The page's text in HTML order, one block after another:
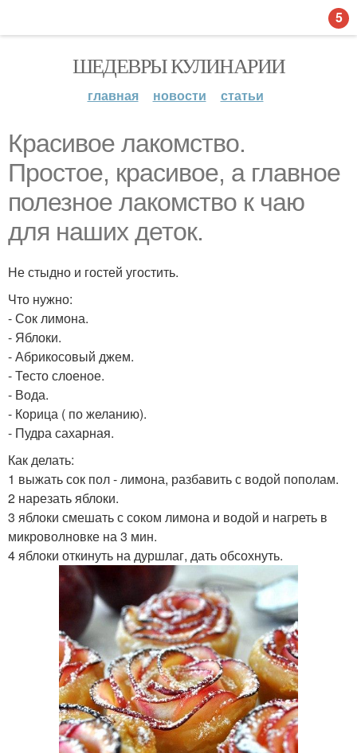
ШЕДЕВРЫ КУЛИНАРИИ
главная новости статьи
Красивое лакомство.
Простое, красивое, а главное
полезное лакомство к чаю
для наших деток.
Не стыдно и гостей угостить.
Что нужно:
- Сок лимона.
- Яблоки.
- Абрикосовый джем.
- Тесто слоеное.
- Вода.
- Корица ( по желанию).
- Пудра сахарная.
Как делать:
1 выжать сок пол - лимона, разбавить с водой пополам.
2 нарезать яблоки.
3 яблоки смешать с соком лимона и водой и нагреть в
микроволновке на 3 мин.
4 яблоки откинуть на дуршлаг, дать обсохнуть.
5